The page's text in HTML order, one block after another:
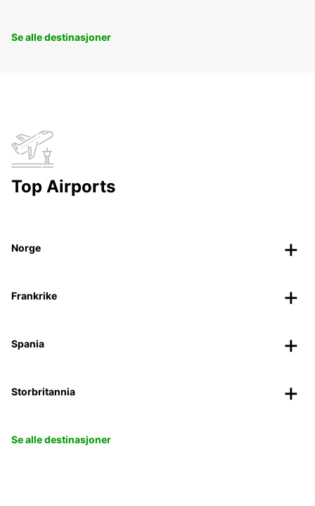
Se alle destinasjoner
Top Airports
Norge
Frankrike
Spania
Storbritannia
Se alle destinasjoner